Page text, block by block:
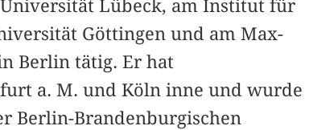
Lübeck, am Institut für
Göttingen und am Max-
Berlin tätig. Er hat
a. M. und Köln inne und wurde
Berlin-Brandenburgischen